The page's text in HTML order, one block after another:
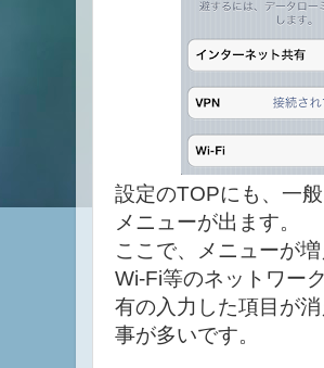
設定のTOPにも、一
メニューが出ます。
ここで、メニューが
Wi-Fi等のネットワー
有の入力した項目が消